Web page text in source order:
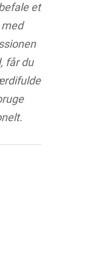
et
får du